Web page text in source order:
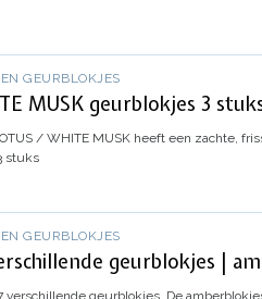
GEURBLOKJES
MUSK geurblokjes 3
/ WHITE MUSK heeft een zachte,
stuks
GEURBLOKJES
geurblokjes |